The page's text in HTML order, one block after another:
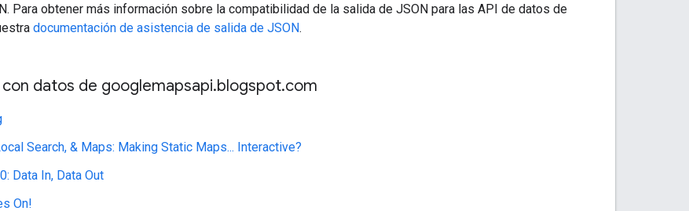
Para obtener más información sobre la compatibilidad de la salida de JSON para las API de datos de
documentación de asistencia de salida de JSON.